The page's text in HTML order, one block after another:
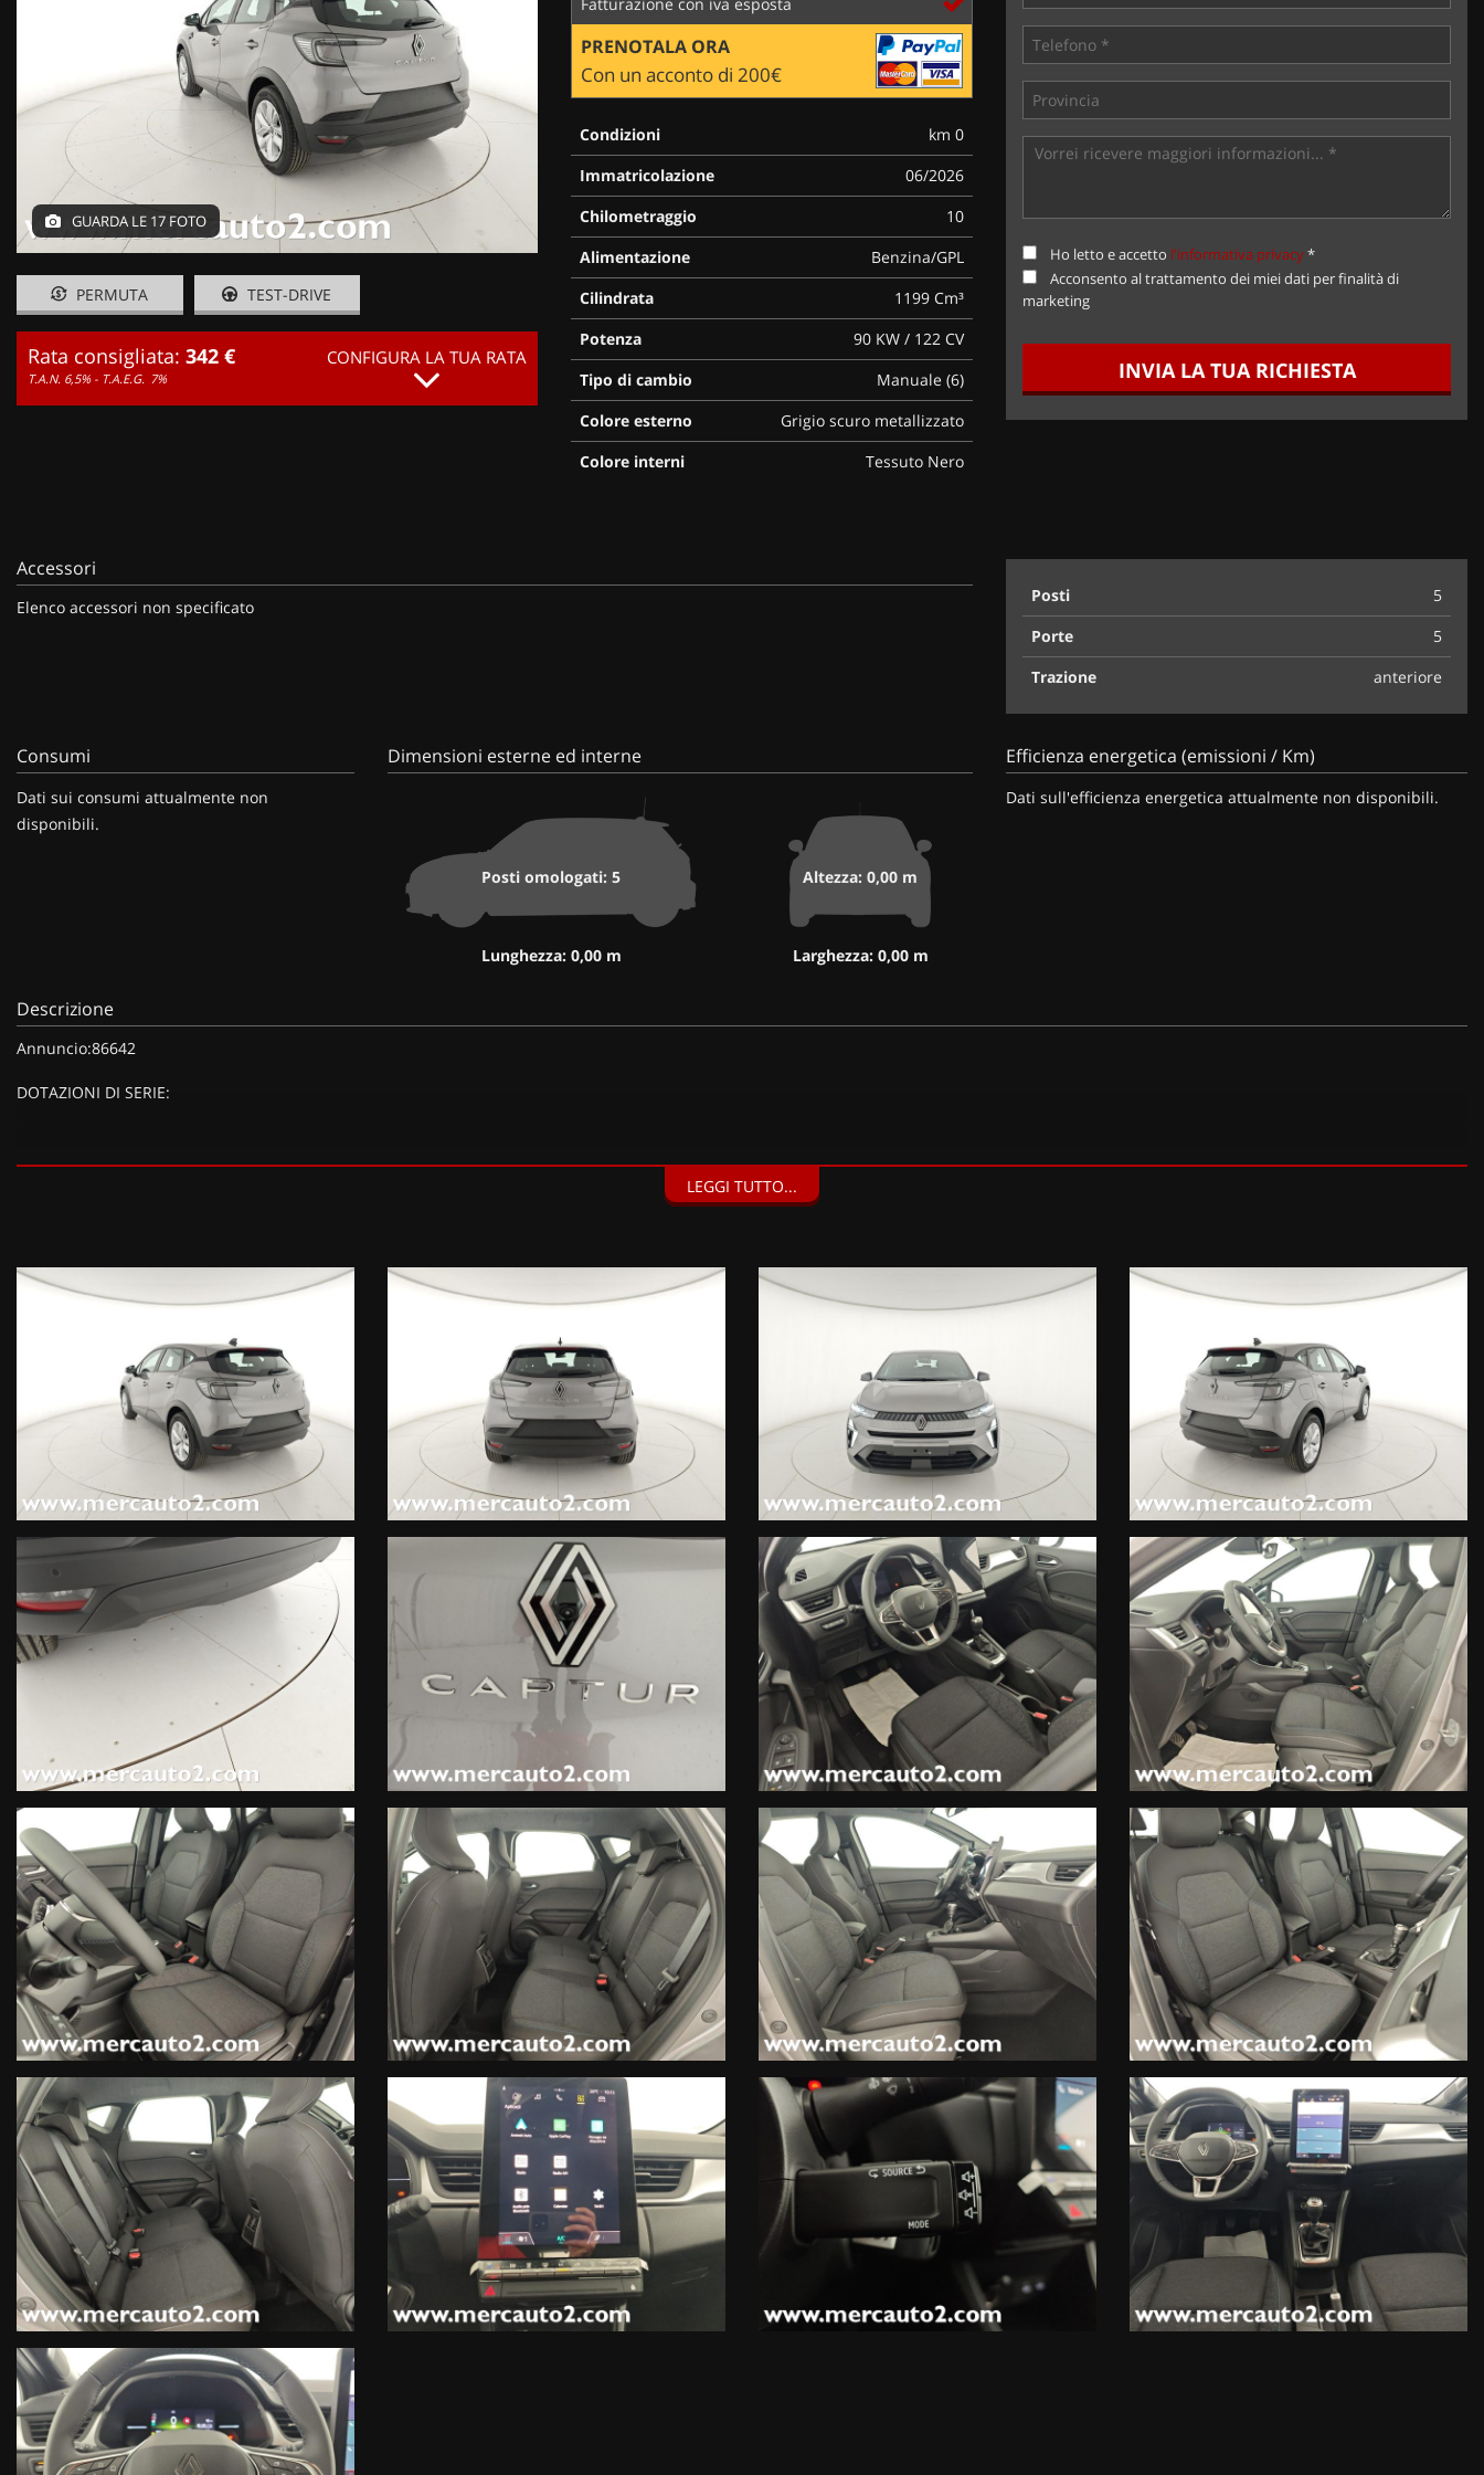
GUARDA LE 17 FOTO
PERMUTA TEST-DRIVE
Rata consigliata: 342 €
T.A.N. 6,5% - T.A.E.G. 7%
CONFIGURA LA TUA RATA
PRENOTALA ORA
Con un acconto di 200€
Condizioni
km 0
Immatricolazione
06/2026
Chilometraggio
10
Alimentazione
Benzina/GPL
Cilindrata
1199 Cm³
Potenza
90 KW / 122 CV
Tipo di cambio
Manuale (6)
Colore esterno
Grigio scuro metallizzato
Colore interni
Tessuto Nero
Ho letto e accetto l'informativa privacy*
Acconsento al trattamento dei miei dati per finalità di
marketing
INVIA LA TUA RICHIESTA
Accessori
Elenco accessori non specificato
Posti
5
Porte
5
Trazione
anteriore
Consumi
Dati sui consumi attualmente non
disponibili.
Dimensioni esterne ed interne
Posti omologati: 5
Lunghezza: 0,00 m
Altezza: 0,00 m
Larghezza: 0,00 m
Efficienza energetica (emissioni / Km)
Dati sull'efficienza energetica attualmente non disponibili.
Descrizione
Annuncio:86642
DOTAZIONI DI SERIE:
LEGGI TUTTO...